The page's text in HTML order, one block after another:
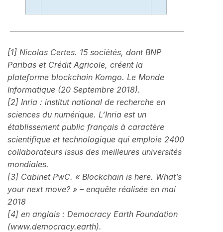
[1] Nicolas Certes. 15 sociétés, dont BNP
Paribas et Crédit Agricole, créent la
plateforme blockchain Komgo. Le Monde
Informatique (20 Septembre 2018).
[2] Inria : institut national de recherche en
sciences du numérique. L’Inria est un
établissement public français à caractère
scientifique et technologique qui emploie 2400
collaborateurs issus des meilleures universités
mondiales.
[3] Cabinet PwC. « Blockchain is here. What’s
your next move? » – enquête réalisée en mai
2018
[4] en anglais : Democracy Earth Foundation
(www.democracy.earth).